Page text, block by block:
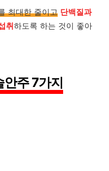
최대한 줄이고 단백질과
취하도록 하는 것이 좋아
안주 7가지